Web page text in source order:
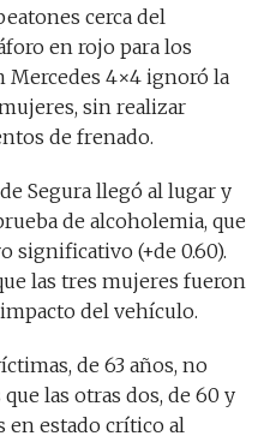
cerca del
en rojo para los
Mercedes 4×4 ignoró la
sin realizar
de frenado.
Segura llegó al lugar y
de alcoholemia, que
significativo (+de 0.60).
las tres mujeres fueron
del vehículo.
de 63 años, no
las otras dos, de 60 y
en estado crítico al